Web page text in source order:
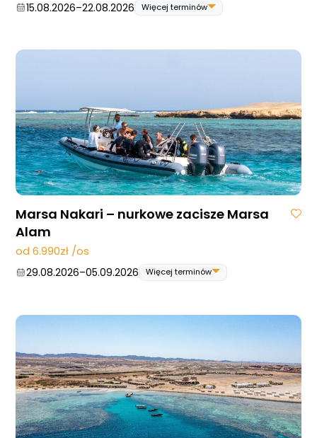
15.08.2026–22.08.2026 Więcej terminów
31.10.2026
–
07.11.2026
07.11.2026
–
14.11.2026
05.12.2026 –
12.12.2026
12.12.2026
– 19.12.2026
Marsa Nakari – nurkowe zacisze Marsa
Alam
od 6.990zł /os
29.08.2026–05.09.2026 Więcej terminów
24.10.2026 –
31.10.2026
07.11.2026
–
14.11.2026
14.11.2026
–
21.11.2026
28.11.2026
– 05.12.2026
05.12.2026 – 12.12.2026